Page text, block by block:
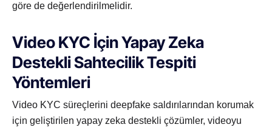
göre de değerlendirilmelidir.
Video KYC İçin Yapay Zeka
Destekli Sahtecilik Tespiti
Yöntemleri
Video KYC süreçlerini deepfake saldırılarından korumak
için geliştirilen yapay zeka destekli çözümler, videoyu